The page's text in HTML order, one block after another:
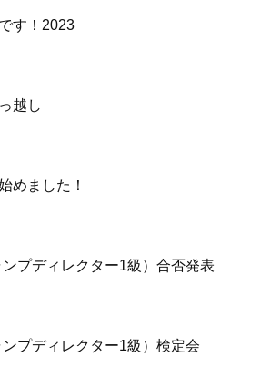
す！2023
越し
めました！
プディレクター1級）合否発表
プディレクター1級）検定会